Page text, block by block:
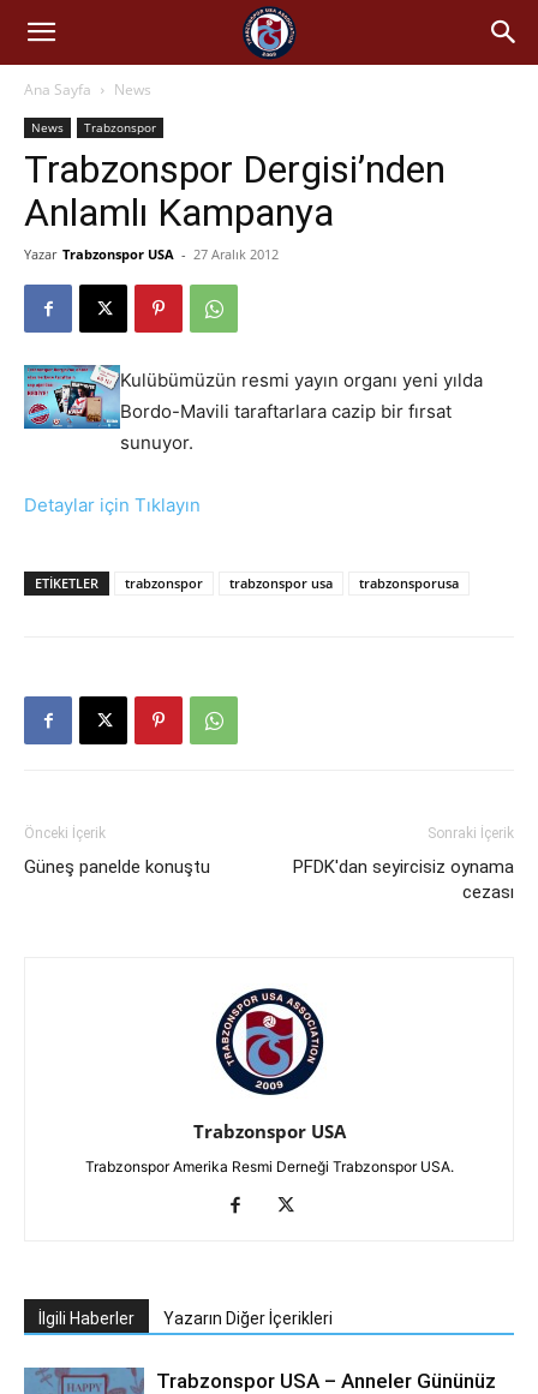
Ana Sayfa News
News Trabzonspor
Trabzonspor Dergisi’nden
Anlamlı Kampanya
Yazar Trabzonspor USA - 27 Aralık 2012
Kulübümüzün resmi yayın organı yeni yılda
Bordo-Mavili taraftarlara cazip bir fırsat
sunuyor.
Detaylar için Tıklayın
ETIKETLER trabzonspor trabzonspor usa trabzonsporusa
Önceki İçerik
Güneş panelde konuştu
Sonraki İçerik
PFDK'dan seyircisiz oynama
cezası
Trabzonspor USA
Trabzonspor Amerika Resmi Derneği Trabzonspor USA.
İlgili Haberler Yazarın Diğer İçerikleri
Trabzonspor USA – Anneler Gününüz